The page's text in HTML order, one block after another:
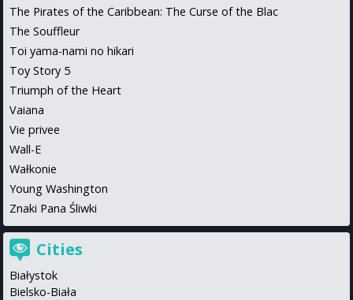
The Pirates of the Caribbean: The Curse of the Blac
The Souffleur
Toi yama-nami no hikari
Toy Story 5
Triumph of the Heart
Vaiana
Vie privee
Wall-E
Wałkonie
Young Washington
Znaki Pana Śliwki
Cities
Białystok
Bielsko-Biała